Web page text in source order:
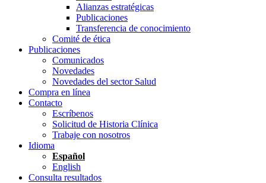
Alianzas estratégicas
Publicaciones
Transferencia de conocimiento
Comité de ética
Publicaciones
Comunicados
Novedades
Novedades del sector Salud
Compra en línea
Contacto
Escríbenos
Solicitud de Historia Clínica
Trabaje con nosotros
Idioma
Español
English
Consulta resultados